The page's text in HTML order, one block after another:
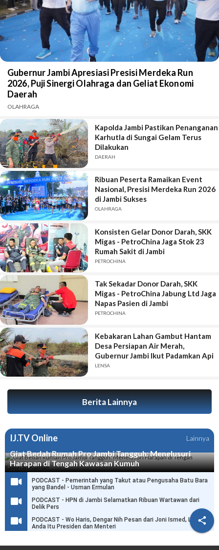

Gubernur Jambi Apresiasi Presisi Merdeka Run
2026, Puji Sinergi Olahraga dan Geliat Ekonomi
Daerah
OLAHRAGA
Kapolda Jambi Pastikan Penanganan
Karhutla di Sungai Gelam Terus
Dilakukan
DAERAH
Ribuan Peserta Ramaikan Event
Nasional, Presisi Merdeka Run 2026
di Jambi Sukses
OLAHRAGA
Konsisten Gelar Donor Darah, SKK
Migas - PetroChina Jaga Stok 23
Rumah Sakit di Jambi
PETROCHINA
Tak Sekadar Donor Darah, SKK
Migas - PetroChina Jabung Ltd Jaga
Napas Pasien di Jambi
PETROCHINA
Kebakaran Lahan Gambut Hantam
Desa Persiapan Air Merah,
Gubernur Jambi Ikut Padamkan Api
LENSA
Berita Lainnya
IJ.TV Online Lainnya
Giat Bedah Rumah Pro Jambi Tangguh: Menelusuri
Harapan di Tengah Kawasan Kumuh
PODCAST - Pemerintah yang Takut atau Pengusaha Batu Bara
yang Bandel - Usman Ermulan
PODCAST - HPN di Jambi Selamatkan Ribuan Wartawan dari
Delik Pers
PODCAST - Wo Haris, Dengar Nih Pesan dari Joni Ismed, Link
Anda Itu Presiden dan Menteri